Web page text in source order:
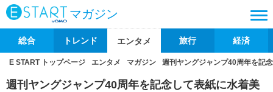
マガジン
総合 トレンド エンタメ 旅行 経済
E START トップページ エンタメ マガジン 週刊ヤングジャンプ40周年を記
週刊ヤングジャンプ40周年を記念して表紙に水着美